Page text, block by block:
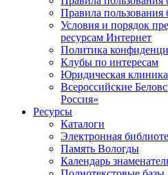
Правила пользования
Условия и порядок
ресурсам Интернет
Политика
Клубы по интересам
Юридическая клиника
Всероссийские
Россия»
Ресурсы
Каталоги
Электронная
Память Вологды
Календарь